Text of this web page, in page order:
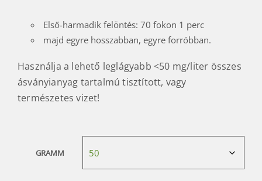
Első-harmadik felöntés: 70 fokon 1 perc
majd egyre hosszabban, egyre forróbban.
Használja a lehető leglágyabb <50 mg/liter összes
ásványianyag tartalmú tisztított, vagy
természetes vizet!
GRAMM